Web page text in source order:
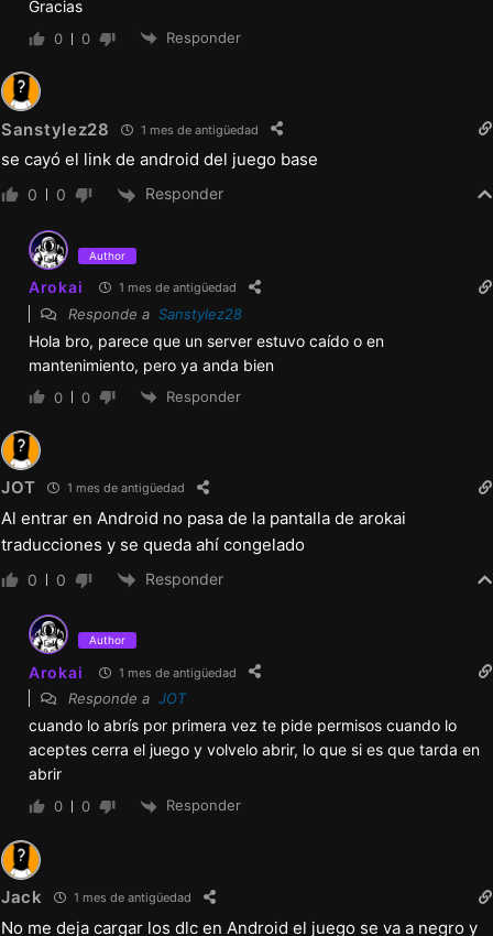
Gracias
0 0 Responder
Sanstylez28 1 mes de antigüedad
se cayó el link de android del juego base
0 0 Responder
Author
Arokai 1 mes de antigüedad
Responde a Sanstylez28
Hola bro, parece que un server estuvo caído o en
mantenimiento, pero ya anda bien
0 0 Responder
JOT 1 mes de antigüedad
Al entrar en Android no pasa de la pantalla de arokai
traducciones y se queda ahí congelado
0 0 Responder
Author
Arokai 1 mes de antigüedad
Responde a JOT
cuando lo abrís por primera vez te pide permisos cuando lo
aceptes cerra el juego y volvelo abrir, lo que si es que tarda en
abrir
0 0 Responder
Jack 1 mes de antigüedad
No me deja cargar los dlc en Android el juego se va a negro y